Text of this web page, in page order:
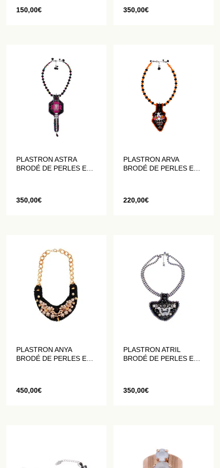
150,00€ 350,00€
PLASTRON ASTRA
BRODÉ DE PERLES ET
350,00€
PLASTRON ARVA
BRODÉ DE PERLES ET
220,00€
PLASTRON ANYA
BRODÉ DE PERLES ET
450,00€
PLASTRON ATRIL
BRODÉ DE PERLES ET
350,00€